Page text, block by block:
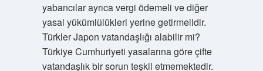
yabancılar ayrıca vergi ödemeli ve diğer
yasal yükümlülükleri yerine getirmelidir.
Türkler Japon vatandaşlığı alabilir mi?
Türkiye Cumhuriyeti yasalarına göre çifte
vatandaşlık bir sorun teşkil etmemektedir.